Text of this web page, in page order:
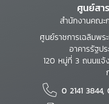
ศูนย์สา
สำนักงานคณะ
ศูนย์ราชการเฉลิมพ
อาคารรัฐป
120 หมู่ที่ 3 ถนนแ
0 2141 3844,